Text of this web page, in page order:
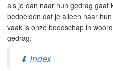
als je dan naar hun gedrag gaat
bedoelden dat je alleen naar
vaak is onze boodschap in
gedrag.
⬇ Index